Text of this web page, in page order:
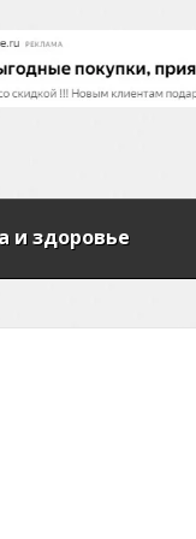
и здоровье